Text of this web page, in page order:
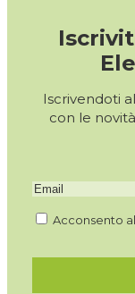
Iscrivendoti
con le
Acconsento